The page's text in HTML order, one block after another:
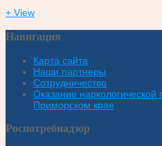
+ View
Навигация
Карта сайта
Наши партнеры
Сотрудничество
Оказание
Приморском крае
Роспотребнадзор